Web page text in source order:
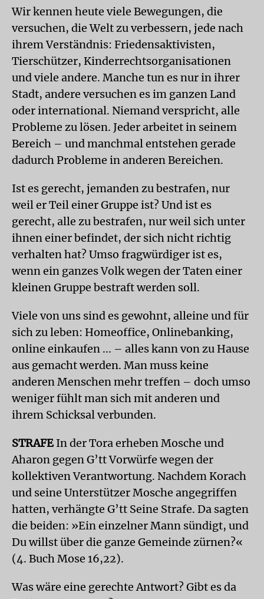
Wir kennen heute viele Bewegungen, die
versuchen, die Welt zu verbessern, jede nach
ihrem Verständnis: Friedensaktivisten,
Tierschützer, Kinderrechtsorganisationen
und viele andere. Manche tun es nur in ihrer
Stadt, andere versuchen es im ganzen Land
oder international. Niemand verspricht, alle
Probleme zu lösen. Jeder arbeitet in seinem
Bereich – und manchmal entstehen gerade
dadurch Probleme in anderen Bereichen.
Ist es gerecht, jemanden zu bestrafen, nur
weil er Teil einer Gruppe ist? Und ist es
gerecht, alle zu bestrafen, nur weil sich unter
ihnen einer befindet, der sich nicht richtig
verhalten hat? Umso fragwürdiger ist es,
wenn ein ganzes Volk wegen der Taten einer
kleinen Gruppe bestraft werden soll.
Viele von uns sind es gewohnt, alleine und für
sich zu leben: Homeoffice, Onlinebanking,
online einkaufen ... – alles kann von zu Hause
aus gemacht werden. Man muss keine
anderen Menschen mehr treffen – doch umso
weniger fühlt man sich mit anderen und
ihrem Schicksal verbunden.
STRAFE In der Tora erheben Mosche und
Aharon gegen G’tt Vorwürfe wegen der
kollektiven Verantwortung. Nachdem Korach
und seine Unterstützer Mosche angegriffen
hatten, verhängte G’tt Seine Strafe. Da sagten
die beiden: »Ein einzelner Mann sündigt, und
Du willst über die ganze Gemeinde zürnen?«
(4. Buch Mose 16,22).
Was wäre eine gerechte Antwort? Gibt es da